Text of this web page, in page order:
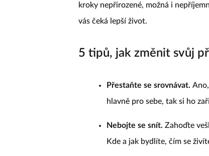
kroky nepřirozené, možná i
vás čeká lepší život.
5 tipů, jak změnit svůj
Přestaňte se srovnávat.
hlavně pro sebe, tak si ho
Nebojte se snít. Zahoďte
Kde a jak bydlíte, čím se